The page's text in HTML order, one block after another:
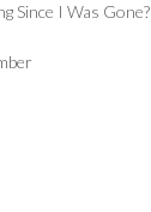
Since I Was Gone?